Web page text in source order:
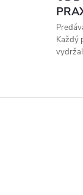
Každý